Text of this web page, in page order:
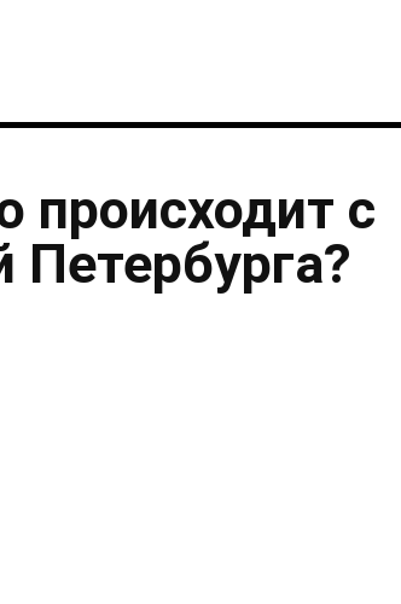
происходит с